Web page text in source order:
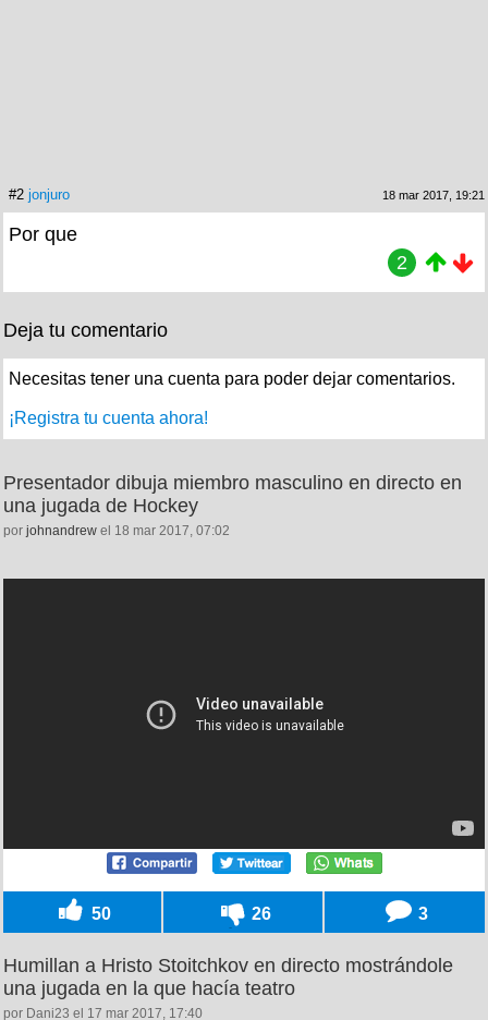
#2 jonjuro 18 mar 2017, 19:21
Por que
2
Deja tu comentario
Necesitas tener una cuenta para poder dejar comentarios.
¡Registra tu cuenta ahora!
Presentador dibuja miembro masculino en directo en
una jugada de Hockey
por johnandrew el 18 mar 2017, 07:02
50 26 3
Humillan a Hristo Stoitchkov en directo mostrándole
una jugada en la que hacía teatro
por Dani23 el 17 mar 2017, 17:40